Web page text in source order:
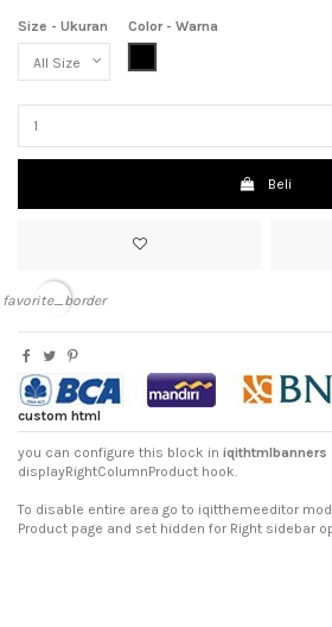
Size - Ukuran
Color - Warna
Beli
favorite_border
custom html
you can configure this block in iqithtmlbanners
displayRightColumnProduct hook.
To disable entire area go to iqitthemeeditor
Product page and set hidden for Right sidebar